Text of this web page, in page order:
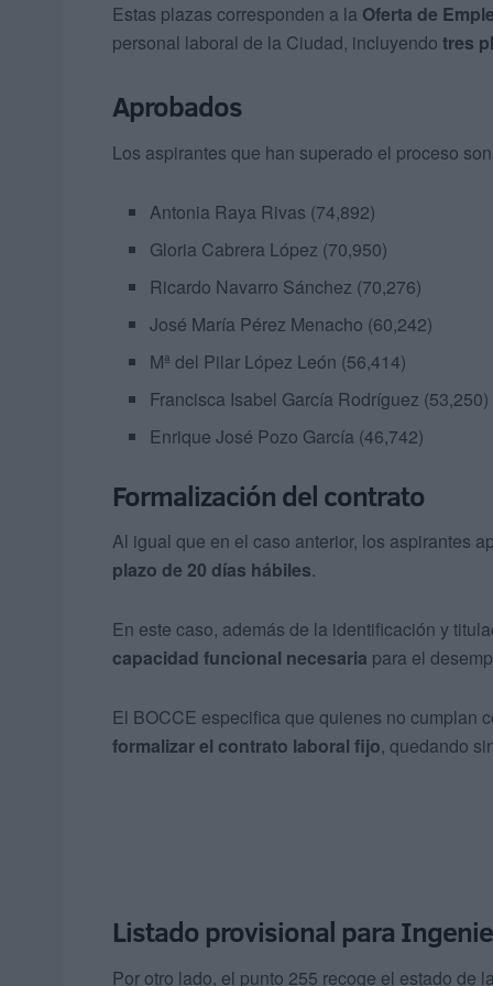
Estas plazas corresponden a la Oferta de
personal laboral de la Ciudad, incluyendo tres
Aprobados
Los aspirantes que han superado el proceso
Antonia Raya Rivas (74,892)
Gloria Cabrera López (70,950)
Ricardo Navarro Sánchez (70,276)
José María Pérez Menacho (60,242)
Mª del Pilar López León (56,414)
Francisca Isabel García Rodríguez (53,250)
Enrique José Pozo García (46,742)
Formalización del contrato
Al igual que en el caso anterior, los aspirantes
plazo de 20 días hábiles.
En este caso, además de la identificación y
capacidad funcional necesaria para el
El BOCCE especifica que quienes no cumplan
formalizar el contrato laboral fijo, quedando
Listado provisional para
Por otro lado, el punto 255 recoge el estado de